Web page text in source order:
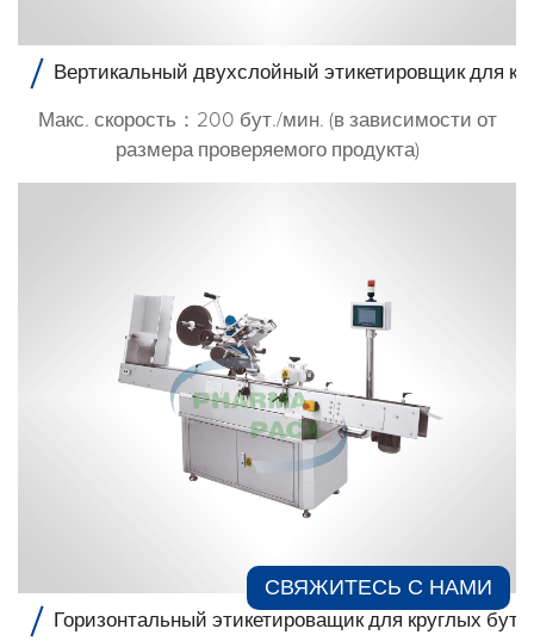
Вертикальный двухслойный этикетировщик для
Макс. скорость：200 бут./мин. (в зависимости от
размера проверяемого продукта)
Горизонтальный этикетироващик для круглых
СВЯЖИТЕСЬ С НАМИ​